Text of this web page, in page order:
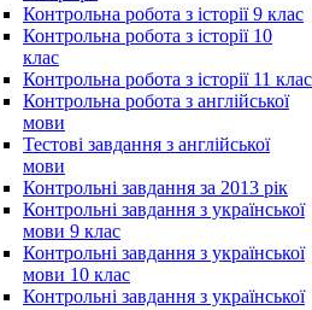
Контрольна робота з історії 9 клас
Контрольна робота з історії 10
клас
Контрольна робота з історії 11 клас
Контрольна робота з англійської
мови
Тестові завдання з англійської
мови
Контрольні завдання за 2013 рік
Контрольні завдання з української
мови 9 клас
Контрольні завдання з української
мови 10 клас
Контрольні завдання з української